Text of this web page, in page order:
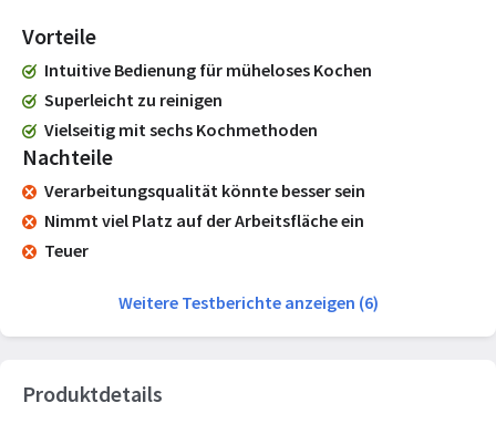
Vorteile
Intuitive Bedienung für müheloses Kochen
Superleicht zu reinigen
Vielseitig mit sechs Kochmethoden
Nachteile
Verarbeitungsqualität könnte besser sein
Nimmt viel Platz auf der Arbeitsfläche ein
Teuer
Weitere Testberichte anzeigen (6)
Produktdetails